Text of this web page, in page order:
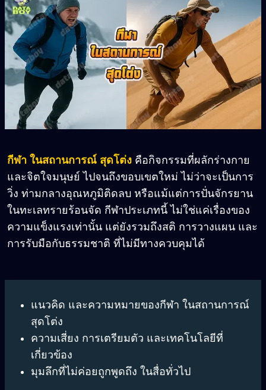
กีฬา ในสถานการณ์ สุดโต่ง คือกิจกรรมที่ผลักร่างกาย
และจิตใจมนุษย์ ไปจนถึงขอบเขตใหม่ ไม่ว่าจะเป็นการ
วิ่ง ท่ามกลางอุณหภูมิติดลบ หรือแม้แต่การปั่นจักรยาน
ในทะเลทรายร้อนจัด กีฬาประเภทนี้ ไม่ใช่แค่เรื่องของ
ความแข็งแรงเท่านั้น แต่ยังรวมถึงสติ การวางแผน และ
การรับมือกับธรรมชาติ ที่ไม่มีทางควบคุมได้
แนวคิด และความหมายของกีฬา ในสถานการณ์
สุดโต่ง
ความเสี่ยง การเตรียมตัว และเทคโนโลยีที่
เกี่ยวข้อง
มุมลึกที่ไม่ค่อยถูกพูดถึง ในสื่อทั่วไป